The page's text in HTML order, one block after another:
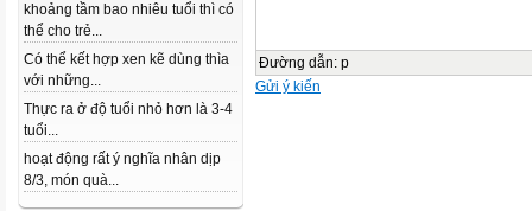
khoảng tầm bao nhiêu tuổi thì có
thể cho trẻ...
Có thể kết hợp xen kẽ dùng thìa
với những...
Thực ra ở độ tuổi nhỏ hơn là 3-4
tuổi...
hoạt động rất ý nghĩa nhân dịp
8/3, món quà...
Đường dẫn: p
Gửi ý kiến